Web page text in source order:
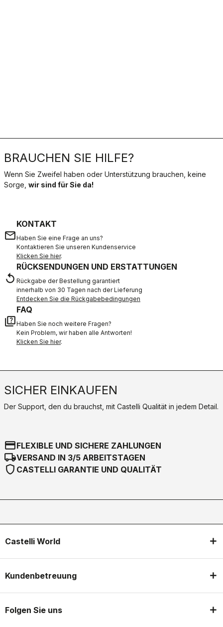
BRAUCHEN SIE HILFE?
Wenn Sie Zweifel haben oder Unterstützung brauchen, keine
Sorge, wir sind für Sie da!
email
KONTAKT
Haben Sie eine Frage an uns?
Kontaktieren Sie unseren Kundenservice
Klicken Sie hier.
replay
RÜCKSENDUNGEN UND ERSTATTUNGEN
Rückgabe der Bestellung garantiert
innerhalb von 30 Tagen nach der Lieferung
Entdecken Sie die Rückgabebedingungen
quiz
FAQ
Haben Sie noch weitere Fragen?
Kein Problem, wir haben alle Antworten!
Klicken Sie hier.
SICHER EINKAUFEN
Der Support, den du brauchst, mit Castelli Qualität in jedem Detail.
credit_cardFLEXIBLE UND SICHERE ZAHLUNGEN
local_shippingVERSAND IN 3/5 ARBEITSTAGEN
shield CASTELLI GARANTIE UND QUALITÄT
Castelli World
Kundenbetreuung
Folgen Sie uns